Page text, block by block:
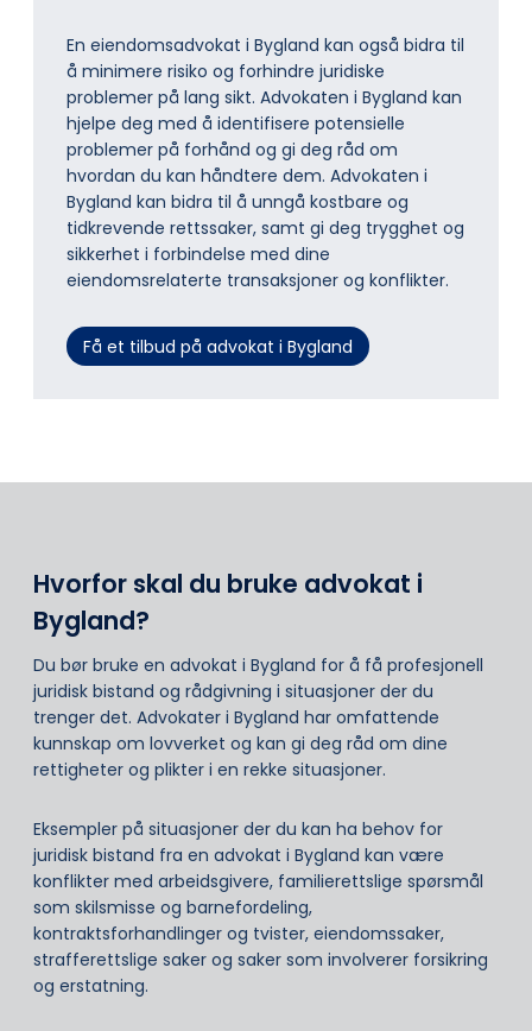
En eiendomsadvokat i Bygland kan også bidra til
å minimere risiko og forhindre juridiske
problemer på lang sikt. Advokaten i Bygland kan
hjelpe deg med å identifisere potensielle
problemer på forhånd og gi deg råd om
hvordan du kan håndtere dem. Advokaten i
Bygland kan bidra til å unngå kostbare og
tidkrevende rettssaker, samt gi deg trygghet og
sikkerhet i forbindelse med dine
eiendomsrelaterte transaksjoner og konflikter.
Få et tilbud på advokat i Bygland
Hvorfor skal du bruke advokat i
Bygland?
Du bør bruke en advokat i Bygland for å få profesjonell
juridisk bistand og rådgivning i situasjoner der du
trenger det. Advokater i Bygland har omfattende
kunnskap om lovverket og kan gi deg råd om dine
rettigheter og plikter i en rekke situasjoner.
Eksempler på situasjoner der du kan ha behov for
juridisk bistand fra en advokat i Bygland kan være
konflikter med arbeidsgivere, familierettslige spørsmål
som skilsmisse og barnefordeling,
kontraktsforhandlinger og tvister, eiendomssaker,
strafferettslige saker og saker som involverer forsikring
og erstatning.